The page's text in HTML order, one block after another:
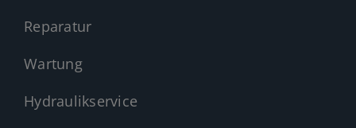
Reparatur
Wartung
Hydraulikservice